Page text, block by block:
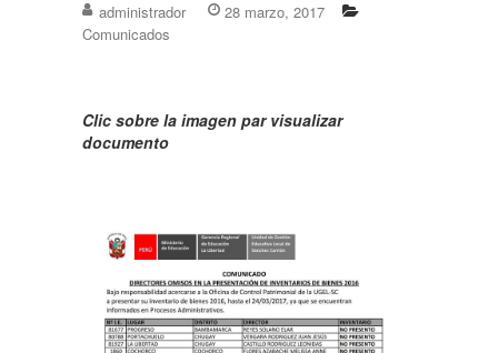
administrador
28 marzo, 2017
Comunicados
Clic sobre la imagen par visualizar
documento